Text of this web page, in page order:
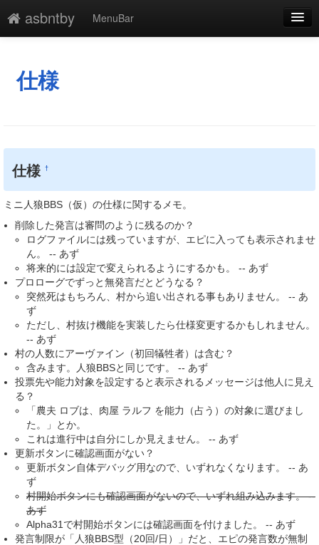
asbntby
MenuBar
添付
最終更新
一覧
単語検索
仕様
仕様†
ミニ人狼BBS（仮）の仕様に関するメモ。
削除した発言は審問のように残るのか？
ログファイルには残っていますが、エピに入っても表示されませ
ん。 -- あず
将来的には設定で変えられるようにするかも。 -- あず
プロローグでずっと無発言だとどうなる？
突然死はもちろん、村から追い出される事もありません。 -- あ
ず
ただし、村抜け機能を実装したら仕様変更するかもしれません。
-- あず
村の人数にアーヴァイン（初回犠牲者）は含む？
含みます。人狼BBSと同じです。 -- あず
投票先や能力対象を設定すると表示されるメッセージは他人に見え
る？
「農夫 ロブは、肉屋 ラルフ を能力（占う）の対象に選びまし
た。」とか。
これは進行中は自分にしか見えません。 -- あず
更新ボタンに確認画面がない？
更新ボタン自体デバッグ用なので、いずれなくなります。 -- あ
ず
村開始ボタンにも確認画面がないので、いずれ組み込みます。 --
あず
Alpha31で村開始ボタンには確認画面を付けました。 -- あず
発言制限が「人狼BBS型（20回/日）」だと、エピの発言数が無制